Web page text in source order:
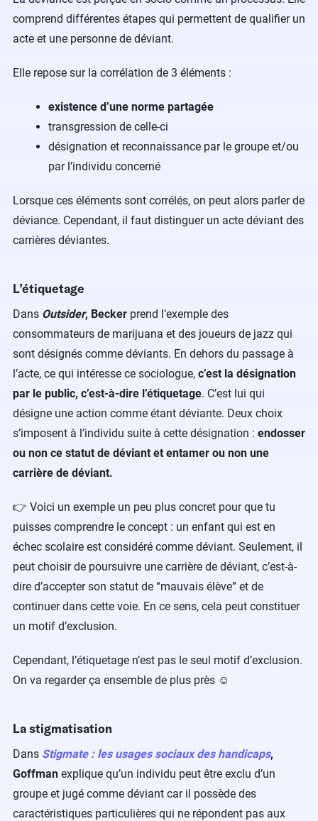
comprend différentes étapes qui permettent de qualifier un
acte et une personne de déviant.
Elle repose sur la corrélation de 3 éléments :
existence d’une norme partagée
transgression de celle-ci
désignation et reconnaissance par le groupe et/ou
par l’individu concerné
Lorsque ces éléments sont corrélés, on peut alors parler de
déviance. Cependant, il faut distinguer un acte déviant des
carrières déviantes.
L’étiquetage
Dans Outsider, Becker prend l’exemple des
consommateurs de marijuana et des joueurs de jazz qui
sont désignés comme déviants. En dehors du passage à
l’acte, ce qui intéresse ce sociologue, c’est la désignation
par le public, c’est-à-dire l’étiquetage. C’est lui qui
désigne une action comme étant déviante. Deux choix
s’imposent à l’individu suite à cette désignation : endosser
ou non ce statut de déviant et entamer ou non une
carrière de déviant.
👉 Voici un exemple un peu plus concret pour que tu
puisses comprendre le concept : un enfant qui est en
échec scolaire est considéré comme déviant. Seulement, il
peut choisir de poursuivre une carrière de déviant, c’est-à-
dire d’accepter son statut de “mauvais élève” et de
continuer dans cette voie. En ce sens, cela peut constituer
un motif d’exclusion.
Cependant, l’étiquetage n’est pas le seul motif d’exclusion.
On va regarder ça ensemble de plus près ☺️
La stigmatisation
Dans Stigmate : les usages sociaux des handicaps,
Goffman explique qu’un individu peut être exclu d’un
groupe et jugé comme déviant car il possède des
caractéristiques particulières qui ne répondent pas aux